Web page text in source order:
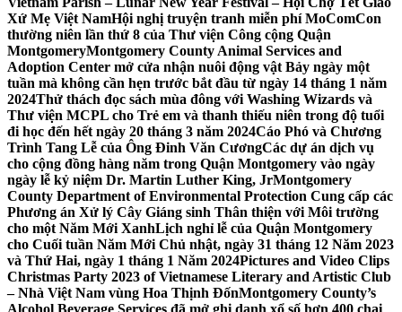
Xứ Mẹ Việt NamHội nghị truyện tranh miễn phí MoComCon
thường niên lần thứ 8 của Thư viện Công cộng Quận
MontgomeryMontgomery County Animal Services and
Adoption Center mở cửa nhận nuôi động vật Bảy ngày một
tuần mà không cần hẹn trước bắt đầu từ ngày 14 tháng 1 năm
2024Thử thách đọc sách mùa đông với Washing Wizards và
Thư viện MCPL cho Trẻ em và thanh thiếu niên trong độ tuổi
đi học đến hết ngày 20 tháng 3 năm 2024Cáo Phó và Chương
Trình Tang Lễ của Ông Đinh Văn CươngCác dự án dịch vụ
cho cộng đồng hàng năm trong Quận Montgomery vào ngày
ngày lễ kỷ niệm Dr. Martin Luther King, JrMontgomery
County Department of Environmental Protection Cung cấp các
Phương án Xử lý Cây Giáng sinh Thân thiện với Môi trường
cho một Năm Mới XanhLịch nghỉ lễ của Quận Montgomery
cho Cuối tuần Năm Mới Chủ nhật, ngày 31 tháng 12 Năm 2023
và Thứ Hai, ngày 1 tháng 1 Năm 2024Pictures and Video Clips
Christmas Party 2023 of Vietnamese Literary and Artistic Club
– Nhà Việt Nam vùng Hoa Thịnh ĐốnMontgomery County’s
Alcohol Beverage Services đã mở ghi danh xổ số hơn 400 chai